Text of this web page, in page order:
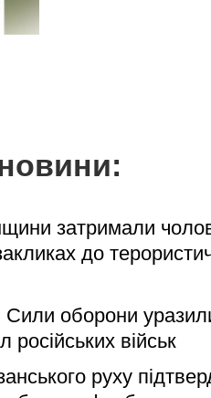
затримали
до
Сили оборони
російських військ
руху